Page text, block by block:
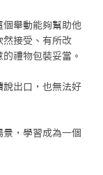
個舉動能夠幫助他
然接受、有所改
禮物包裝妥當。
說出口，也無法好
，學習成為一個